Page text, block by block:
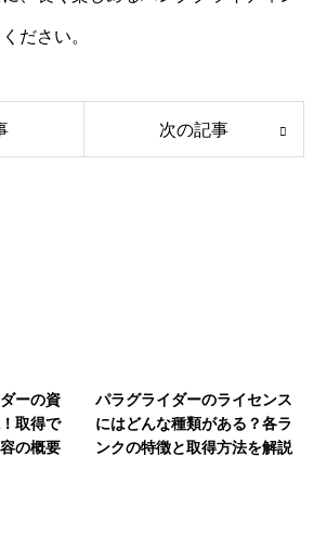
ださい。
次の記事
ーの資
取得で
の概要
パラグライダーのライセンス
にはどんな種類がある？各ラ
ンクの特徴と取得方法を解説